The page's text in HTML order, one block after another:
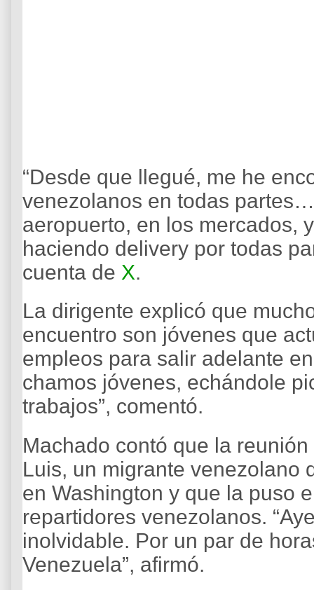
“Desde que llegué, me he
venezolanos en todas
aeropuerto, en los mercados,
haciendo delivery por todas
cuenta de X.
La dirigente explicó que
encuentro son jóvenes que
empleos para salir adelante
chamos jóvenes, echándole
trabajos”, comentó.
Machado contó que la
Luis, un migrante venezolano
en Washington y que la puso
repartidores venezolanos.
inolvidable. Por un par de
Venezuela”, afirmó.